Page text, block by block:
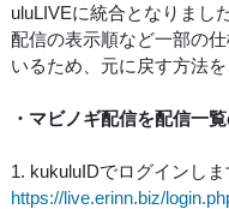
uluLIVEに統合となりました
配信の表示順など一部の
いるため、元に戻す方法を
・マビノギ配信を配信一
1. kukuluIDでログインしま
https://live.erinn.biz/